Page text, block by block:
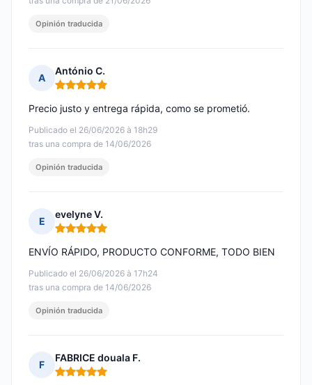
Opinión traducida
A
António C.
Nota: 5 de 5
Publicado el 26/06/2026 à 18h29
tras una compra de 14/06/2026
Precio justo y entrega rápida, como se prometió.
Opinión traducida
E
evelyne V.
Nota: 5 de 5
Publicado el 26/06/2026 à 17h24
tras una compra de 14/06/2026
ENVÍO RÁPIDO, PRODUCTO CONFORME, TODO BIEN
Opinión traducida
F
FABRICE douala F.
Nota: 5 de 5